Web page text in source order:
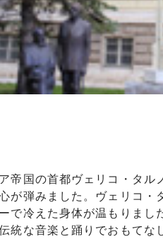
国の首都ヴェリコ・タル
が弾みました。ヴェリコ・
で冷えた身体が温もりまし
統な音楽と踊りでおもてな